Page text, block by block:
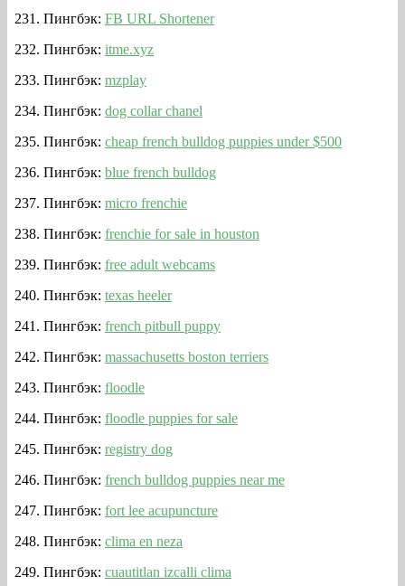
Пингбэк: FB URL Shortener
Пингбэк: itme.xyz
Пингбэк: mzplay
Пингбэк: dog collar chanel
Пингбэк: cheap french bulldog puppies under $500
Пингбэк: blue french bulldog
Пингбэк: micro frenchie
Пингбэк: frenchie for sale in houston
Пингбэк: free adult webcams
Пингбэк: texas heeler
Пингбэк: french pitbull puppy
Пингбэк: massachusetts boston terriers
Пингбэк: floodle
Пингбэк: floodle puppies for sale
Пингбэк: registry dog
Пингбэк: french bulldog puppies near me
Пингбэк: fort lee acupuncture
Пингбэк: clima en neza
Пингбэк: cuautitlan izcalli clima